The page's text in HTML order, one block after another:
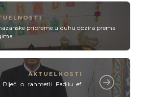
pripreme u duhu obzira prema
AKTUELNOSTI
Riječ o rahmetli Fadilu ef.